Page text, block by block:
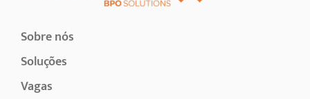
Sobre nós
Soluções
Vagas